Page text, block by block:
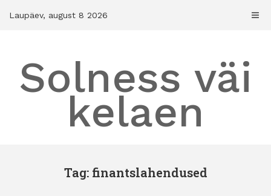
Laupäev, august 8 2026
Solness väi
kelaen
Tag: finantslahendused